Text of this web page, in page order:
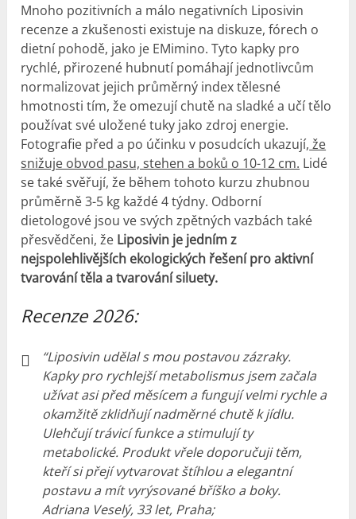
Mnoho pozitivních a málo negativních Liposivin
recenze azkušenosti existuje na diskuze, fórech o
dietní pohodě, jako je EMimino. Tyto kapky pro
rychlé, přirozené hubnutí pomáhají jednotlivcům
normalizovat jejich průměrný index tělesné
hmotnosti tím, že omezují chutě na sladké a učí tělo
používat své uložené tuky jako zdroj energie.
Fotografie před a po účinku v posudcích ukazují, že
snižuje obvod pasu, stehen a boků o 10-12 cm. Lidé
se také svěřují, že během tohoto kurzu zhubnou
průměrně 3-5 kg každé 4 týdny. Odborní
dietologové jsou ve svých zpětných vazbách také
přesvědčeni, že Liposivin je jedním z
nejspolehlivějších ekologických řešení pro aktivní
tvarování těla a tvarování siluety.
Recenze 2026:
“Liposivin udělal s mou postavou zázraky.
Kapky pro rychlejší metabolismus jsem začala
užívat asi před měsícem a fungují velmi rychle a
okamžitě zklidňují nadměrné chutě k jídlu.
Ulehčují trávicí funkce a stimulují ty
metabolické. Produkt vřele doporučuji těm,
kteří si přejí vytvarovat štíhlou a elegantní
postavu a mít vyrýsované bříško a boky.
Adriana Veselý, 33 let, Praha;